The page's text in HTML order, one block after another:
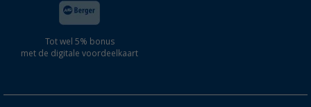
Tot wel 5% bonus
met de digitale voordeelkaart